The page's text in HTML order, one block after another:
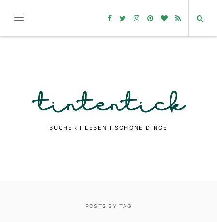
BÜCHER I LEBEN I SCHÖNE DINGE
POSTS BY TAG